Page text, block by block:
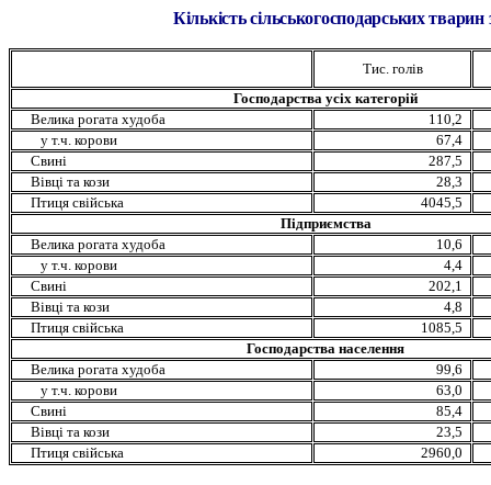
Кількість сільськогосподарських
Тис. голів
Господарства усіх категорій
Велика рогата худоба
110,2
у т.ч. корови
67,4
Свині
287,5
Вівціта кози
28,3
Птицясвійська
4045,5
Підприємства
Велика рогата худоба
10,6
у т.ч. корови
4,4
Свині
202,1
Вівціта кози
4,8
Птицясвійська
1085,5
Господарства населення
Велика рогата худоба
99,6
у т.ч. корови
63,0
Свині
85,4
Вівціта кози
23,5
Птицясвійська 2960,0